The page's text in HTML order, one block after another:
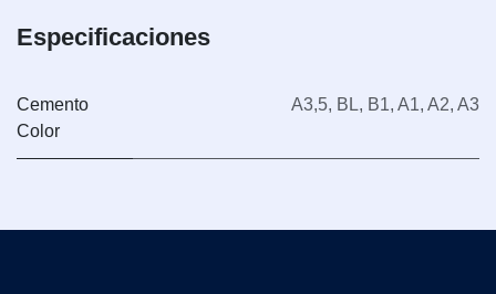
Especificaciones
Cemento
Color
A3,5, BL, B1, A1, A2, A3